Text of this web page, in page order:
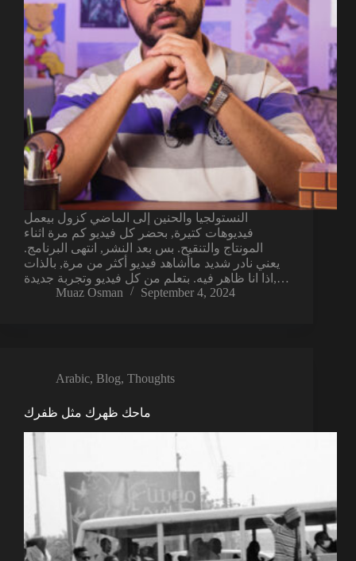
النستولجيا والحنين إلى الماضي كزول بيعمل
فيديوهات كتيرة, بحضر كل فيديو كم مرة اثناء
المونتاج والتنقيح. بس بعد النشر, انتهى البرنامج.
يعني نادر شديد ماأشاهد فيديو أكثر من مرة, بالذات
اذا انا ظاهر فيه. بتعلم من كل فيديو وتجربة جديدة,…
Muaz Osman
September 4, 2024
Arabic, Blog, Thoughts
ماحك ظهرك مثل ظفرك